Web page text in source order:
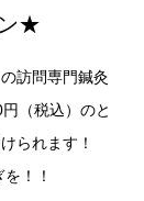
★
訪問専門鍼灸
（税込）のと
られます！
！！